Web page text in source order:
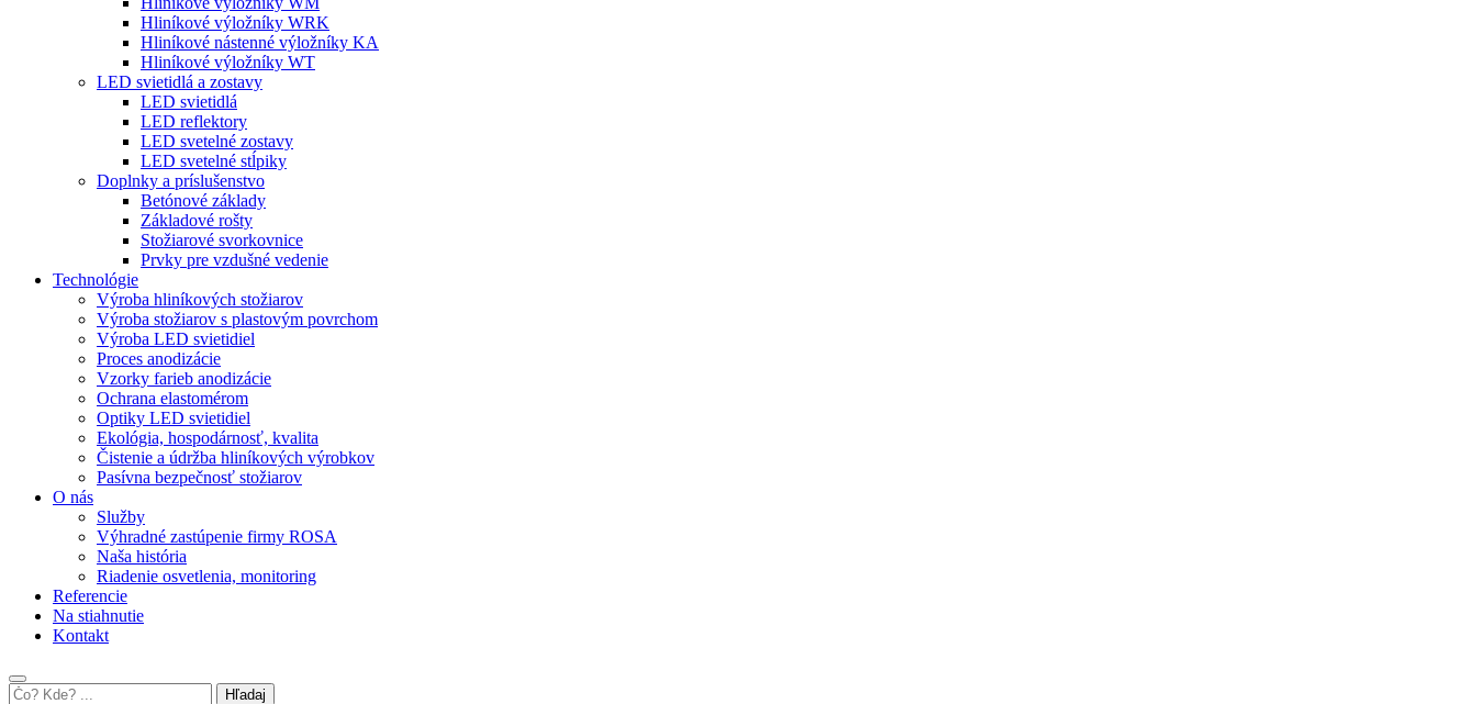
Hliníkové výložníky WRK
Hliníkové nástenné výložníky KA
Hliníkové výložníky WT
LED svietidlá a zostavy
LED svietidlá
LED reflektory
LED svetelné zostavy
LED svetelné stĺpiky
Doplnky a príslušenstvo
Betónové základy
Základové rošty
Stožiarové svorkovnice
Prvky pre vzdušné vedenie
Technológie
Výroba hliníkových stožiarov
Výroba stožiarov s plastovým povrchom
Výroba LED svietidiel
Proces anodizácie
Vzorky farieb anodizácie
Ochrana elastomérom
Optiky LED svietidiel
Ekológia, hospodárnosť, kvalita
Čistenie a údržba hliníkových výrobkov
Pasívna bezpečnosť stožiarov
O nás
Služby
Výhradné zastúpenie firmy ROSA
Naša história
Riadenie osvetlenia, monitoring
Referencie
Na stiahnutie
Kontakt
Hľadaj